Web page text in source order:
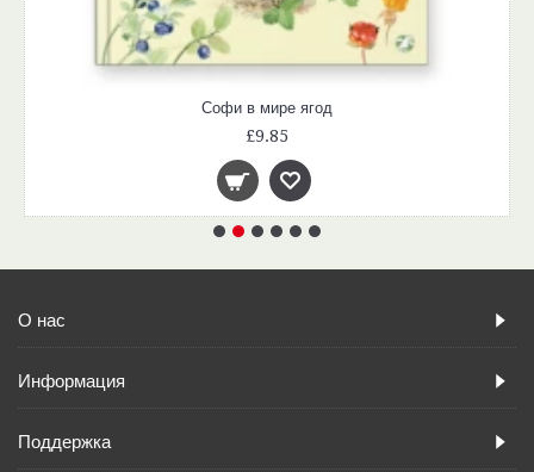
Софи в мире ягод
£9.85
О нас
Информация
Поддержка